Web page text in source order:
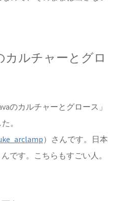
カルチャーとグロ
のカルチャーとグロース」
。
）さんです。日本
です。こちらもすごい人。